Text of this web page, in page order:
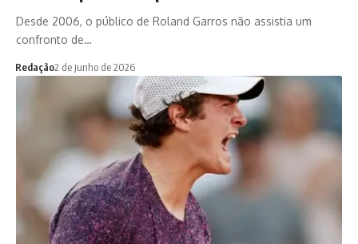
Desde 2006, o público de Roland Garros não assistia um
confronto de…
Redação2 de junho de 2026